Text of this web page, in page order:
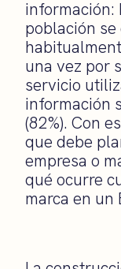
información:
población
una vez por
servicio
información
(82%). Con
que debe
empresa o
qué ocurre
marca en un